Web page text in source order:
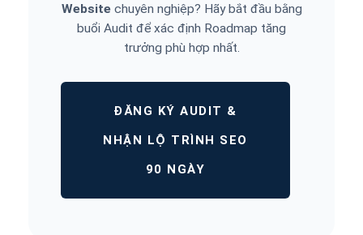
Websitechuyên nghiệp? Hãy bắt đầu bằng
buổi Audit để xác định Roadmap tăng
trưởng phù hợp nhất.
ĐĂNG KÝ AUDIT &
NHẬN LỘ TRÌNH SEO
90 NGÀY